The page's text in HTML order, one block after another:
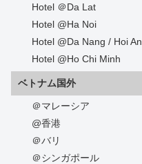
Hotel ＠Da Lat
Hotel @Ha Noi
Hotel @Da Nang / Hoi An
Hotel @Ho Chi Minh
ベトナム国外
＠マレーシア
@香港
＠バリ
＠シンガポール